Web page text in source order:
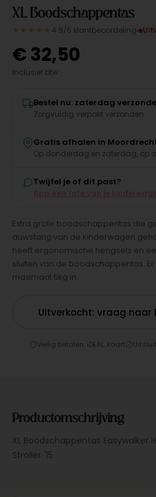
XL Boodschappentas
★★★★★ 4.9/5 klantbeoordeling
€32,50
Inclusief btw
Bestel nu: zaterdag
Zorgvuldig verpakt verzonden
Gratis afhalen in
Op donderdag en zaterdag, op
Twijfel je of dit past?
Extra grote boodschappentas die
duwstang van de kinderwagen
heeft ergonomische hengsels en
sluiten van de boodschappentas.
maximaal 5kg in.
Uitverkocht: vraag naar
Veilig betalen: iDEAL, kaart
Productomschrijving
XL Boodschappentas Easywalker
Stroller '15